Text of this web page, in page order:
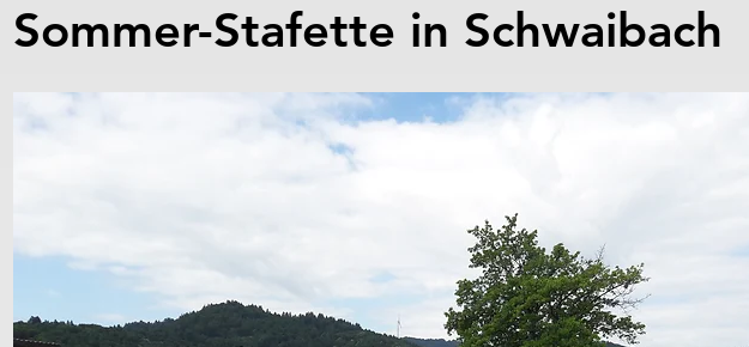
Sommer-Stafette in Schwaibach